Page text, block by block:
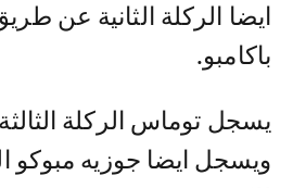
ايضا الركلة الثانية عن
باكامبو.
يسجل توماس الركلة
ويسجل ايضا جوزيه مبوكو